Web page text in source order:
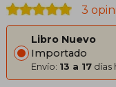
3
Libro Nuevo
Importado
Envío: 13 a 17 días